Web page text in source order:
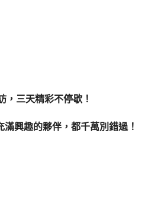
，三天精彩不停歇！
興趣的夥伴，都千萬別錯過！